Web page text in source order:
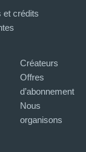
et crédits
Créateurs
Offres
d’abonnement
Nous
organisons